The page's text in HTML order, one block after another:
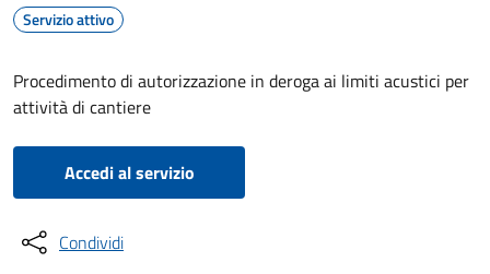
Servizio attivo
Procedimento di autorizzazione in deroga ai limiti acustici per
attività di cantiere
Accedi al servizio
Condividi